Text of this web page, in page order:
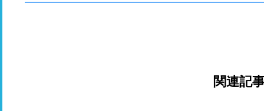
関連記